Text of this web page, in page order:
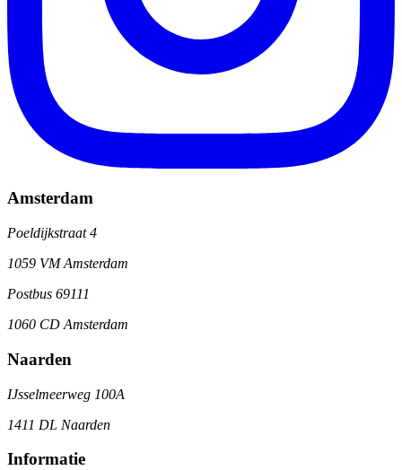
Amsterdam
Poeldijkstraat 4
1059 VM Amsterdam
Postbus 69111
1060 CD Amsterdam
Naarden
IJsselmeerweg 100A
1411 DL Naarden
Informatie